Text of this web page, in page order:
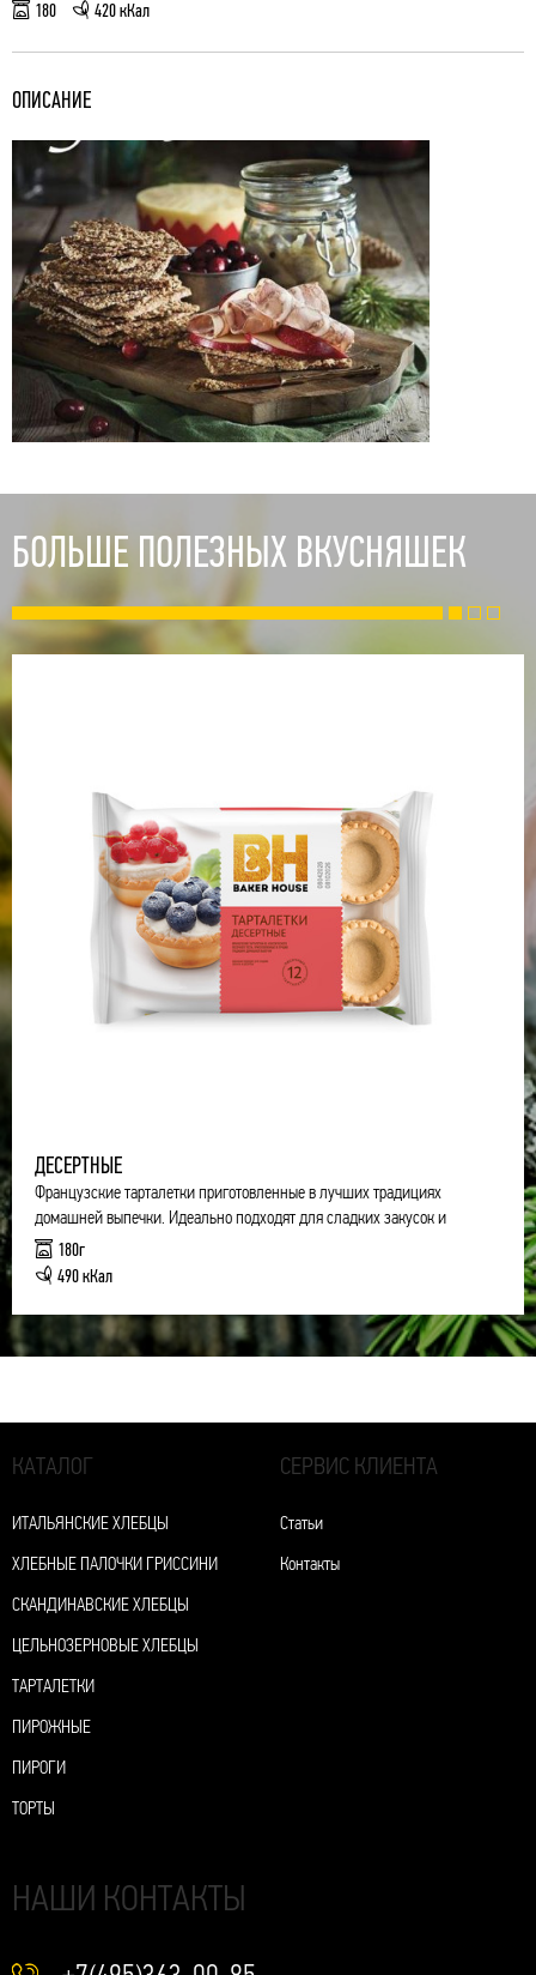
180 420 кКал
ОПИСАНИЕ
БОЛЬШЕ ПОЛЕЗНЫХ ВКУСНЯШЕК
ДЕСЕРТНЫЕ
Французские тарталетки приготовленные в лучших традициях
домашней выпечки. Идеально подходят для сладких закусок и
десертов.
180г
490 кКал
КАТАЛОГ
ИТАЛЬЯНСКИЕ ХЛЕБЦЫ
ХЛЕБНЫЕ ПАЛОЧКИ ГРИССИНИ
СКАНДИНАВСКИЕ ХЛЕБЦЫ
ЦЕЛЬНОЗЕРНОВЫЕ ХЛЕБЦЫ
ТАРТАЛЕТКИ
ПИРОЖНЫЕ
ПИРОГИ
ТОРТЫ
СЕРВИС КЛИЕНТА
Статьи
Контакты
НАШИ КОНТАКТЫ